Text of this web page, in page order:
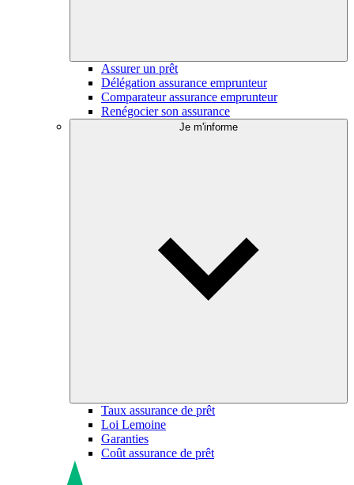
Assurer un prêt
Délégation assurance emprunteur
Comparateur assurance emprunteur
Renégocier son assurance
Je m'informe
Taux assurance de prêt
Loi Lemoine
Garanties
Coût assurance de prêt